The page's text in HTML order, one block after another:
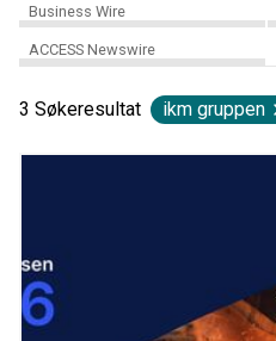
Business Wire
ACCESS Newswire
3 Søkeresultat ikm gruppen